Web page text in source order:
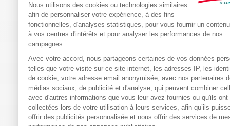
Utile(0) Signaler
Réponse de
Bonjour,
Merci d’avoir pris le
partager votre avis.
Nous comprenons
changement
nécessiter un temps